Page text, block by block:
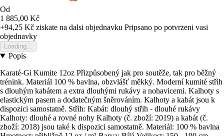
Od
1 885,00 Kč
+94,25 Kč ziskate na dalsi objednavku Pripsano po potvrzeni vasi
objednavky
Loading...
Popis
Karaté-Gi Kumite 12oz Přizpůsobený jak pro soutěže, tak pro běžný
trénink. Materiál 100 % bavlna, obzvlášť měkký. Moderní kumité střih
s dlouhým kabátem a extra dlouhými rukávy a nohavicemi. Kalhoty s
elastickým pasem a dodatečným šněrováním. Kalhoty a kabát jsou k
dispozici samostatně. Střih: Kabát: dlouhý střih - dlouhé rukávy
Kalhoty: dlouhé a rovné nohy Kalhoty (č. zboží: 2019) a kabát (č.
zboží: 2018) jsou také k dispozici samostatně. Materiál: 100 % bavlna